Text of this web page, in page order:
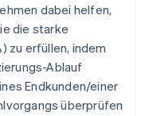
dabei helfen,
die starke
zu erfüllen, indem
Ablauf
Endkunden/einer
überprüfen